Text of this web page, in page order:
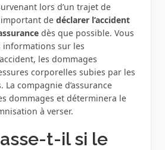
lors d’un trajet de
de déclarer l’accident
dès que possible. Vous
sur les
les dommages
corporelles subies par les
compagnie d’assurance
dommages et déterminera le
à verser.
t-il si le